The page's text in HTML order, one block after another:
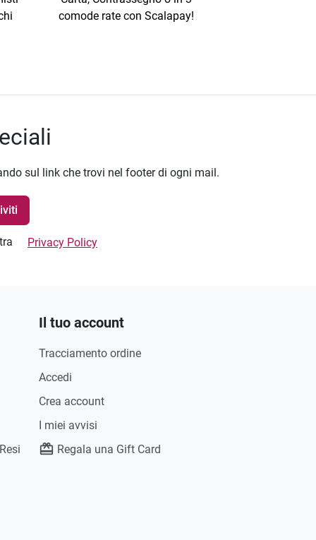
comode rate con Scalapay!
sul link che trovi nel footer di ogni mail.
Privacy Policy
Il tuo account
Tracciamento ordine
Accedi
Crea account
I miei avvisi
Regala una Gift Card